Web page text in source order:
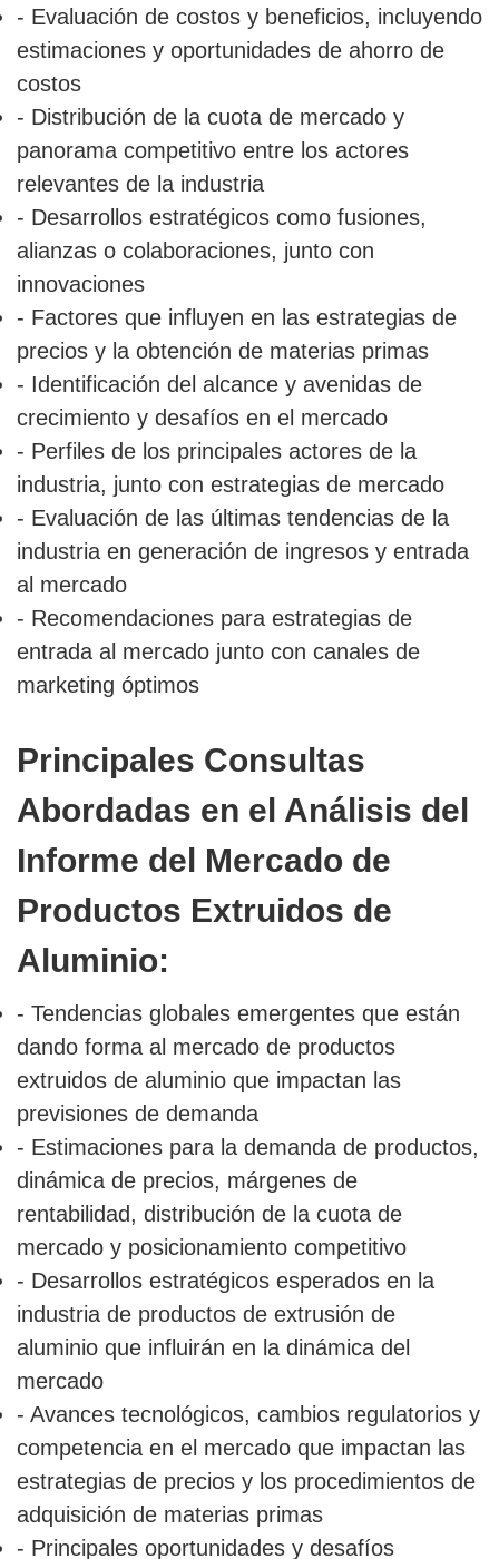
- Evaluación de costos y beneficios, incluyendo
estimaciones y oportunidades de ahorro de
costos
- Distribución de la cuota de mercado y
panorama competitivo entre los actores
relevantes de la industria
- Desarrollos estratégicos como fusiones,
alianzas o colaboraciones, junto con
innovaciones
- Factores que influyen en las estrategias de
precios y la obtención de materias primas
- Identificación del alcance y avenidas de
crecimiento y desafíos en el mercado
- Perfiles de los principales actores de la
industria, junto con estrategias de mercado
- Evaluación de las últimas tendencias de la
industria en generación de ingresos y entrada
al mercado
- Recomendaciones para estrategias de
entrada al mercado junto con canales de
marketing óptimos
Principales Consultas
Abordadas en el Análisis del
Informe del Mercado de
Productos Extruidos de
Aluminio:
- Tendencias globales emergentes que están
dando forma al mercado de productos
extruidos de aluminio que impactan las
previsiones de demanda
- Estimaciones para la demanda de productos,
dinámica de precios, márgenes de
rentabilidad, distribución de la cuota de
mercado y posicionamiento competitivo
- Desarrollos estratégicos esperados en la
industria de productos de extrusión de
aluminio que influirán en la dinámica del
mercado
- Avances tecnológicos, cambios regulatorios y
competencia en el mercado que impactan las
estrategias de precios y los procedimientos de
adquisición de materias primas
- Principales oportunidades y desafíos